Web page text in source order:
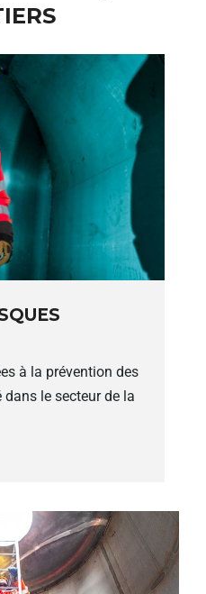
à la prévention des
le secteur de la